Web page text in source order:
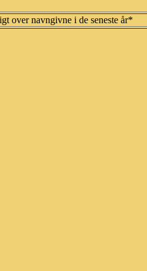
over navngivne i de seneste år*